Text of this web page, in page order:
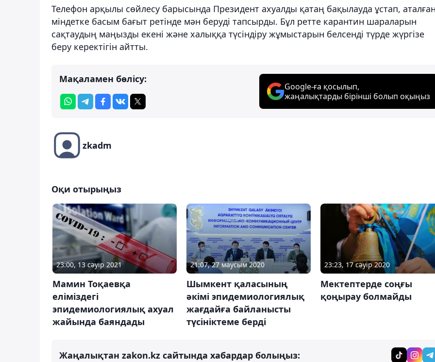
Телефон арқылы сөйлесу барысында Президент ахуалды қатаң бақылауда ұстап,
міндетке басым бағыт ретінде мән беруді тапсырды. Бұл ретте карантин шараларын
сақтаудың маңызды екені және халыққа түсіндіру жұмыстарын белсенді түрде жүргізе
беру керектігін айтты.
Мақаламен бөлісу:
Google-ға қосылып,
жаңалықтарды бірінші болып оқыңыз
zkadm
Оқи отырыңыз
23:00, 13 сәуір 2021
Мамин Тоқаевқа
еліміздегі
эпидемиологиялық ахуал
жайында баяндады
21:07, 27 маусым 2020
Шымкент қаласының
әкімі эпидемиологиялық
жағдайға байланысты
түсініктеме берді
23:23, 17 сәуір 2020
Мектептерде соңғы
қоңырау болмайды
Жаңалықтан zakon.kz сайтында хабардар болыңыз: